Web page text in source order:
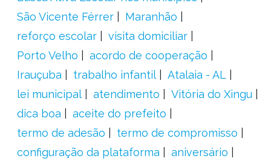
São Vicente Férrer
Maranhão
reforço escolar
visita domiciliar
Porto Velho
acordo de cooperação
Irauçuba
trabalho infantil
Atalaia - AL
lei municipal
atendimento
Vitória do Xingu
dica boa
aceite do prefeito
termo de adesão
termo de compromisso
configuração da plataforma
aniversário